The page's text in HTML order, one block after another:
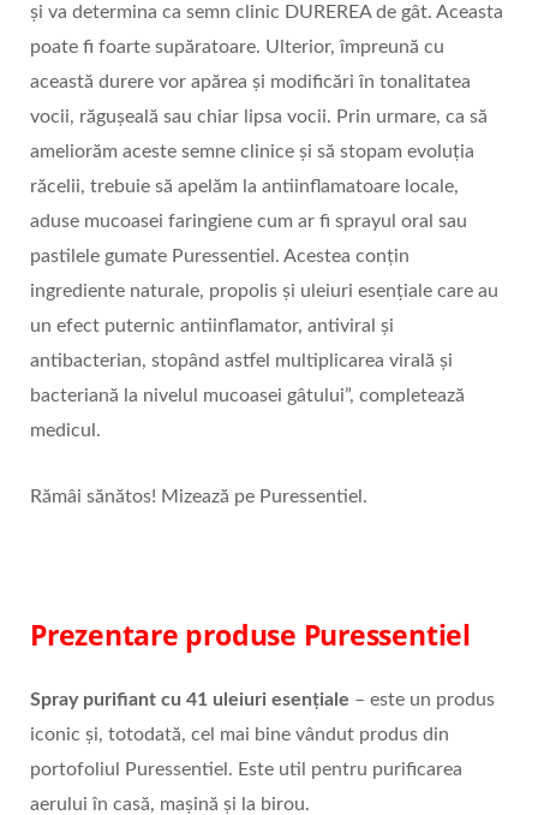
și va determina ca semn clinic DUREREA de gât. Aceasta
poate fi foarte supăratoare. Ulterior, împreună cu
această durere vor apărea și modificări în tonalitatea
vocii, răgușeală sau chiar lipsa vocii. Prin urmare, ca să
ameliorăm aceste semne clinice și să stopam evoluția
răcelii, trebuie să apelăm la antiinflamatoare locale,
aduse mucoasei faringiene cum ar fi sprayul oral sau
pastilele gumate Puressentiel. Acestea conțin
ingrediente naturale, propolis și uleiuri esențiale care au
un efect puternic antiinflamator, antiviral și
antibacterian, stopând astfel multiplicarea virală și
bacteriană la nivelul mucoasei gâtului”, completează
medicul.
Rămâi sănătos! Mizează pe Puressentiel.
Prezentare produse Puressentiel
Spray purifiant cu 41 uleiuri esențiale – este un produs
iconic și, totodată, cel mai bine vândut produs din
portofoliul Puressentiel. Este util pentru purificarea
aerului în casă, mașină și la birou.